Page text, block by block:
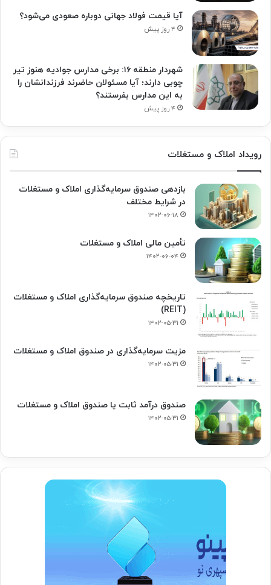
آیا قیمت فولاد جهانی دوباره صعودی می‌شود؟
۴ روز پیش
شهردار منطقه ۱۶: برخی مدارس جوادیه هنوز تیر
چوبی دارند؛ آیا مسئولان حاضرند فرزندانشان را
به این مدارس بفرستند؟
۴ روز پیش
رویداد املاک و مستغلات
بازدهی صندوق سرمایه‌گذاری املاک و مستغلات
در شرایط مختلف
۱۴۰۲-۰۶-۱۸
تأمین مالی املاک و مستغلات
۱۴۰۲-۰۶-۰۴
تاریخچه صندوق سرمایه‌گذاری املاک و مستغلات
(REIT)
۱۴۰۲-۰۵-۳۱
مزیت سرمایه‌گذاری در صندوق املاک و مستغلات
۱۴۰۲-۰۵-۳۱
صندوق درآمد ثابت یا صندوق املاک و مستغلات
۱۴۰۲-۰۵-۳۱